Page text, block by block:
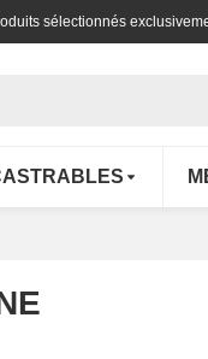
sélectionnés